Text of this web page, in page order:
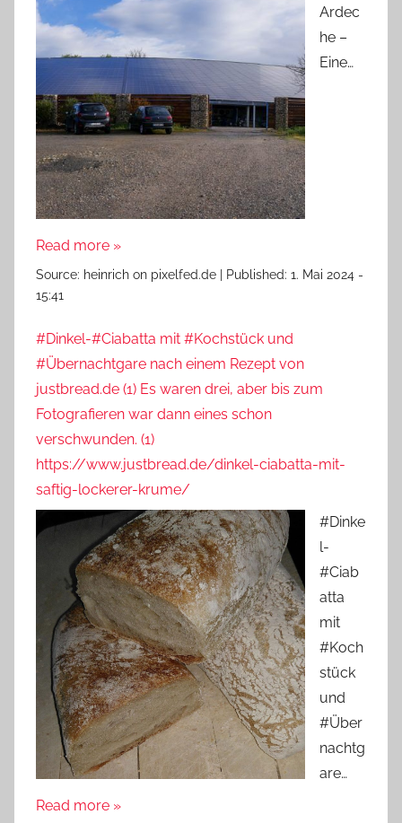
Ardec
he –
Eine…
Read more »
Source: heinrich on pixelfed.de Published: 1. Mai 2024 -
15:41
#Dinkel-#Ciabatta mit #Kochstück und
#Übernachtgare nach einem Rezept von
justbread.de (1) Es waren drei, aber bis zum
Fotografieren war dann eines schon
verschwunden. (1)
https://www.justbread.de/dinkel-ciabatta-mit-
saftig-lockerer-krume/
#Dinke
l-
#Ciab
atta
mit
#Koch
stück
und
#Über
nachtg
are…
Read more »